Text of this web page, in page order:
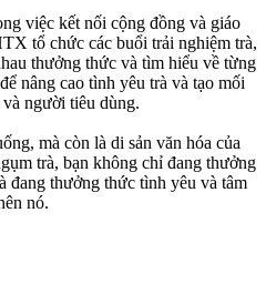
việc kết nối cộng đồng và giáo
tổ chức các buổi trải nghiệm trà,
thưởng thức và tìm hiểu về từng
nâng cao tình yêu trà và tạo mối
người tiêu dùng.
mà còn là di sản văn hóa của
trà, bạn không chỉ đang thưởng
đang thưởng thức tình yêu và tâm
nó.